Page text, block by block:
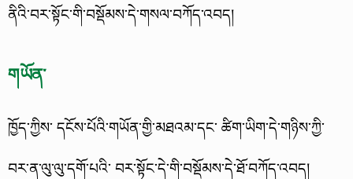
ནིའི་བར་སྟོང་གི་བསྡོམས་དེ་གསལ་བཀོད་འབད།
གཡོན་
ཁྱོད་ཀྱིས་ དངོས་པོའི་གཡོན་གྱི་མཐའམ་དང་ ཚིག་ཡིག་དེ་གཉིས་ཀྱི་
བར་ན་ལུ་ལུ་དགོ་པའི་ བར་སྟོང་དེ་གི་བསྡོམས་དེ་ཐོ་བཀོད་འབད།